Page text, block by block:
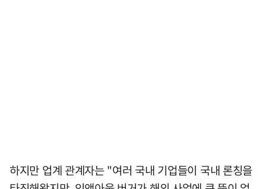
하지만 업계 관계자는 "여러 국내 기업들이 국내 론칭을